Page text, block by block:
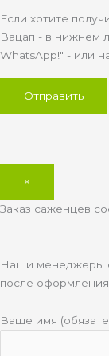
Если хотите
Вацап - в нижнем
WhatsApp!" - или
×
Заказ саженцев
Наши менеджеры
после оформления
Ваше имя